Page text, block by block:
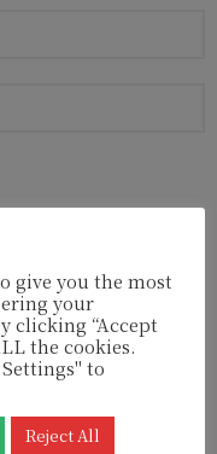
Why isn’t the
action?
give you the most
your
clicking “Accept
the cookies.
to
Reject All